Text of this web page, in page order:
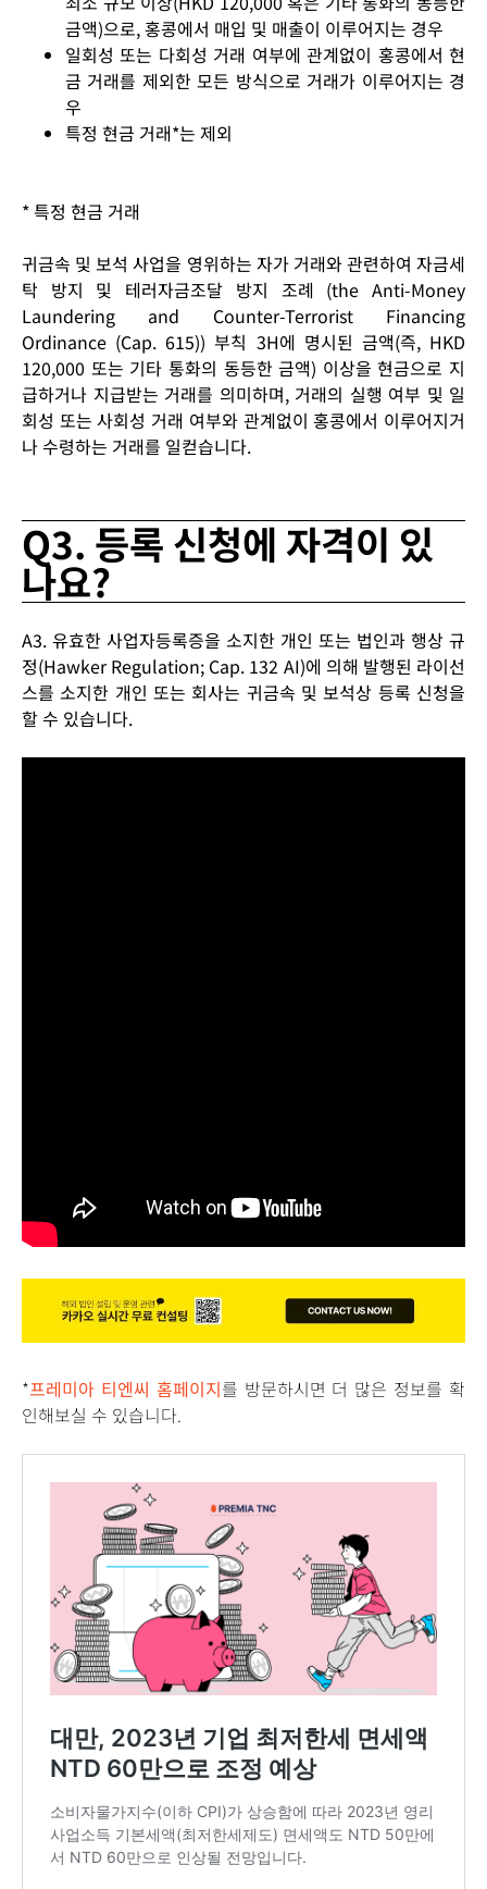
금액)으로, 홍콩에서 매입 및 매출이 이루어지는 경우
일회성 또는 다회성 거래 여부에 관계없이 홍콩에서 현
금 거래를 제외한 모든 방식으로 거래가 이루어지는 경
우
특정 현금 거래*는 제외
* 특정 현금 거래
귀금속 및 보석 사업을 영위하는 자가 거래와 관련하여 자금세
탁 방지 및 테러자금조달 방지 조례 (the Anti-Money
Laundering and Counter-Terrorist Financing
Ordinance (Cap. 615)) 부칙 3H에 명시된 금액(즉, HKD
120,000 또는 기타 통화의 동등한 금액) 이상을 현금으로 지
급하거나 지급받는 거래를 의미하며, 거래의 실행 여부 및 일
회성 또는 사회성 거래 여부와 관계없이 홍콩에서 이루어지거
나 수령하는 거래를 일컫습니다.
Q3. 등록 신청에 자격이 있
나요?
A3. 유효한 사업자등록증을 소지한 개인 또는 법인과 행상 규
정(Hawker Regulation; Cap. 132 AI)에 의해 발행된 라이선
스를 소지한 개인 또는 회사는 귀금속 및 보석상 등록 신청을
할 수 있습니다.
*프레미아 티엔씨 홈페이지를 방문하시면 더 많은 정보를 확
인해보실 수 있습니다.